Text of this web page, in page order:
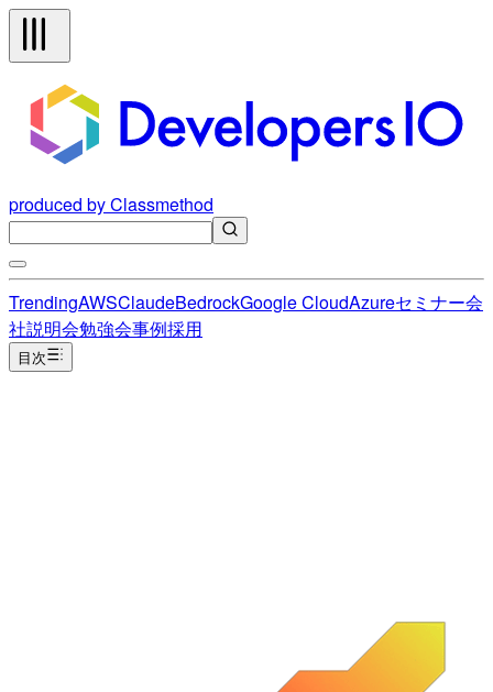
produced by Classmethod
TrendingAWSClaudeBedrockGoogle CloudAzureセミナー会
社説明会勉強会事例採用
目次